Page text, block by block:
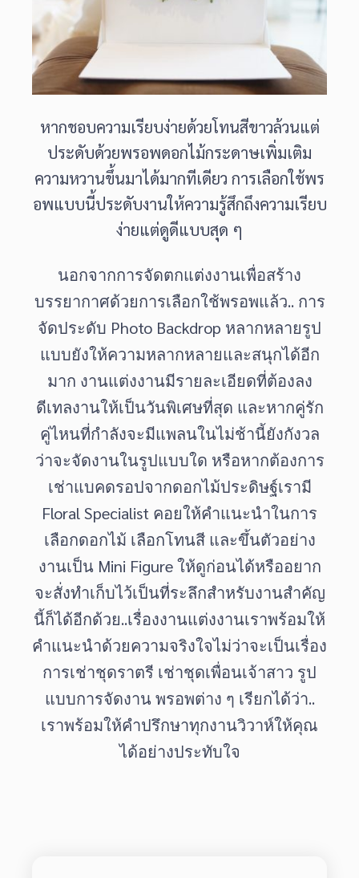
หากชอบความเรียบง่ายด้วยโทนสีขาวล้วนแต่
ประดับด้วยพรอพดอกไม้กระดาษเพิ่มเติม
ความหวานขึ้นมาได้มากทีเดียว การเลือกใช้พร
อพแบบนี้ประดับงานให้ความรู้สึกถึงความเรียบ
ง่ายแต่ดูดีแบบสุด ๆ
นอกจากการจัดตกแต่งงานเพื่อสร้าง
บรรยากาศด้วยการเลือกใช้พรอพแล้ว.. การ
จัดประดับ Photo Backdrop หลากหลายรูป
แบบยังให้ความหลากหลายและสนุกได้อีก
มาก งานแต่งงานมีรายละเอียดที่ต้องลง
ดีเทลงานให้เป็นวันพิเศษที่สุด และหากคู่รัก
คู่ไหนที่กำลังจะมีแพลนในไม่ช้านี้ยังกังวล
ว่าจะจัดงานในรูปแบบใด หรือหากต้องการ
เช่าแบคดรอปจากดอกไม้ประดิษฐ์เรามี
Floral Specialist คอยให้คำแนะนำในการ
เลือกดอกไม้ เลือกโทนสี และขึ้นตัวอย่าง
งานเป็นMini Figure ให้ดูก่อนได้หรืออยาก
จะสั่งทำเก็บไว้เป็นที่ระลึกสำหรับงานสำคัญ
นี้ก็ได้อีกด้วย..เรื่องงานแต่งงานเราพร้อมให้
คำแนะนำด้วยความจริงใจไม่ว่าจะเป็นเรื่อง
การเช่าชุดราตรี เช่าชุดเพื่อนเจ้าสาว รูป
แบบการจัดงาน พรอพต่าง ๆ เรียกได้ว่า..
เราพร้อมให้คำปรึกษาทุกงานวิวาห์ให้คุณ
ได้อย่างประทับใจ